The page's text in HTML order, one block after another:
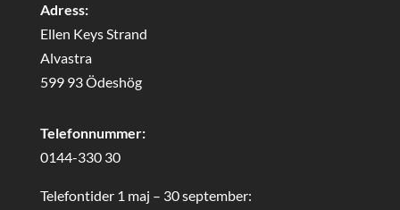
Adress:
Ellen Keys Strand
Alvastra
599 93 Ödeshög
Telefonnummer:
0144-330 30
Telefontider 1 maj – 30 september: